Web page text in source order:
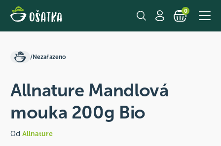
0
/Nezařazeno
Allnature Mandlová
mouka 200g Bio
Od Allnature